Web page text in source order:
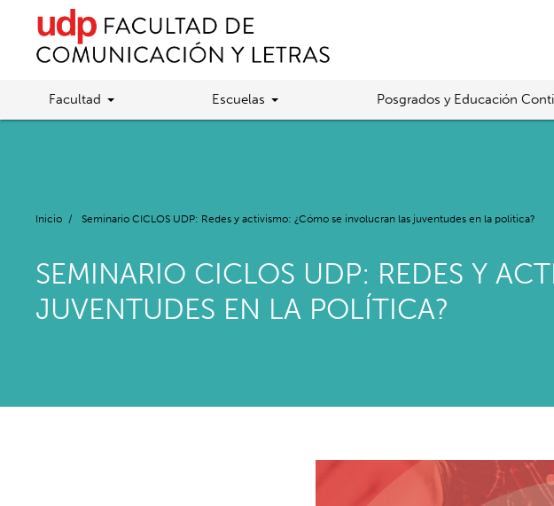
Facultad Escuelas Posgrados y Educación
Inicio / Seminario CICLOS UDP: Redes y activismo: ¿Cómo se involucran las juventudes en la política?
SEMINARIO CICLOS UDP: REDES Y
JUVENTUDES EN LA POLÍTICA?